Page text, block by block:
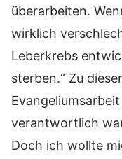
überarbeiten.
wirklich
Leberkrebs
sterben.“ Zu
verantwortlich
Doch ich wollte